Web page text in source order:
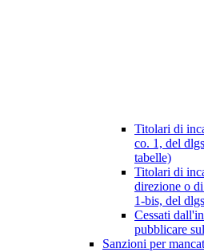
Titolari di
co. 1, del
tabelle)
Titolari di
direzione o
1-bis, del
Cessati
pubblicare
Sanzioni per